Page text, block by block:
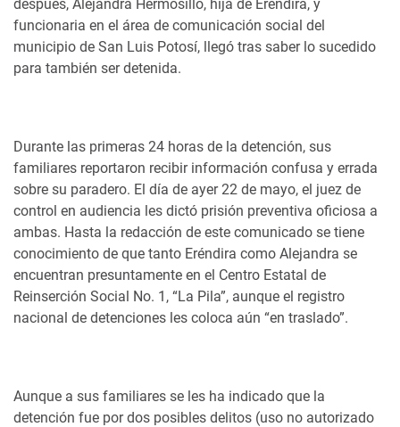
después, Alejandra Hermosillo, hija de Eréndira, y
funcionaria en el área de comunicación social del
municipio de San Luis Potosí, llegó tras saber lo sucedido
para también ser detenida.
Durante las primeras 24 horas de la detención, sus
familiares reportaron recibir información confusa y errada
sobre su paradero. El día de ayer 22 de mayo, el juez de
control en audiencia les dictó prisión preventiva oficiosa a
ambas. Hasta la redacción de este comunicado se tiene
conocimiento de que tanto Eréndira como Alejandra se
encuentran presuntamente en el Centro Estatal de
Reinserción Social No. 1, “La Pila”, aunque el registro
nacional de detenciones les coloca aún “en traslado”.
Aunque a sus familiares se les ha indicado que la
detención fue por dos posibles delitos (uso no autorizado